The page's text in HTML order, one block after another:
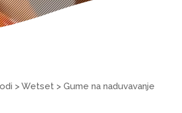
>Wetset > Gume na naduvavanje